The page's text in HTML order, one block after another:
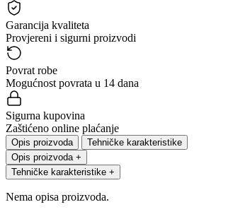
Garancija kvaliteta
Provjereni i sigurni proizvodi
Povrat robe
Mogućnost povrata u 14 dana
Sigurna kupovina
Zaštićeno online plaćanje
Opis proizvoda
Tehničke karakteristike
Opis proizvoda +
Tehničke karakteristike +
Nema opisa proizvoda.